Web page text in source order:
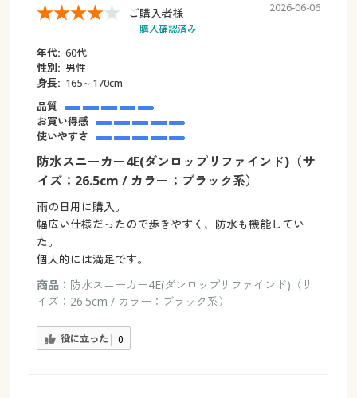
ご購入者様
購入確認済み
2026-06-06
年代: 60代
性別: 男性
身長: 165～170cm
品質
お買い得感
使いやすさ
防水スニーカー4E(ダンロップリファインド)（サ
イズ：26.5cm / カラー：ブラック系）
雨の日用に購入。
幅広い仕様だったので歩きやすく、防水も機能してい
た。
個人的には満足です。
商品： 防水スニーカー4E(ダンロップリファインド)（サ
イズ：26.5cm / カラー：ブラック系）
役に立った 0